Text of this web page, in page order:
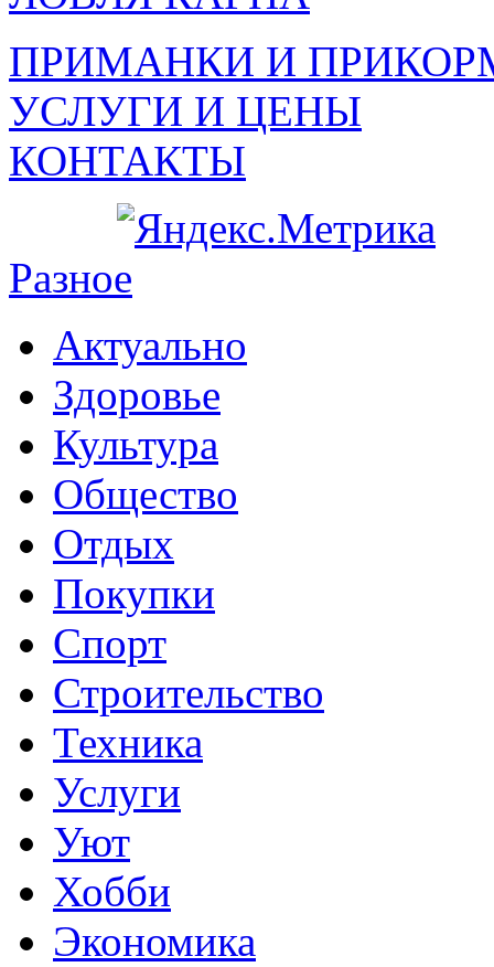
ПРИМАНКИ И
УСЛУГИ И ЦЕНЫ
КОНТАКТЫ
Разное
Актуально
Здоровье
Культура
Общество
Отдых
Покупки
Спорт
Строительство
Техника
Услуги
Уют
Хобби
Экономика